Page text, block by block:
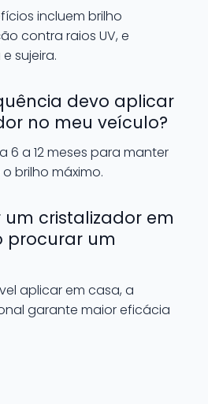
incluem brilho
contra raios UV, e
sujeira.
devo aplicar
no meu veículo?
6 a 12 meses para manter
brilho máximo.
um cristalizador em
procurar um
aplicar em casa, a
garante maior eficácia